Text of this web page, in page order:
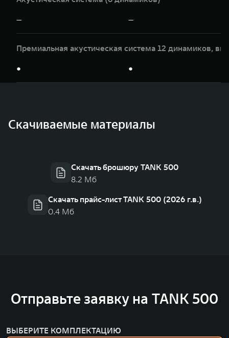
— —
Премиальная акустическая система 12 динамиков,
● ●
Скачиваемые материалы
Скачать брошюру TANK 500
8.2 Мб
Скачать прайс-лист TANK 500 (2026 г.в.)
0.4 Мб
Отправьте заявку на TANK 500
ВЫБЕРИТЕ КОМПЛЕКТАЦИЮ